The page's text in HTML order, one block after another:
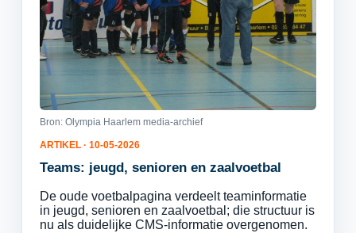
Bron: Olympia Haarlem media-archief
ARTIKEL · 10-05-2026
Teams: jeugd, senioren en zaalvoetbal
De oude voetbalpagina verdeelt teaminformatie
in jeugd, senioren en zaalvoetbal; die structuur is
nu als duidelijke CMS-informatie overgenomen.